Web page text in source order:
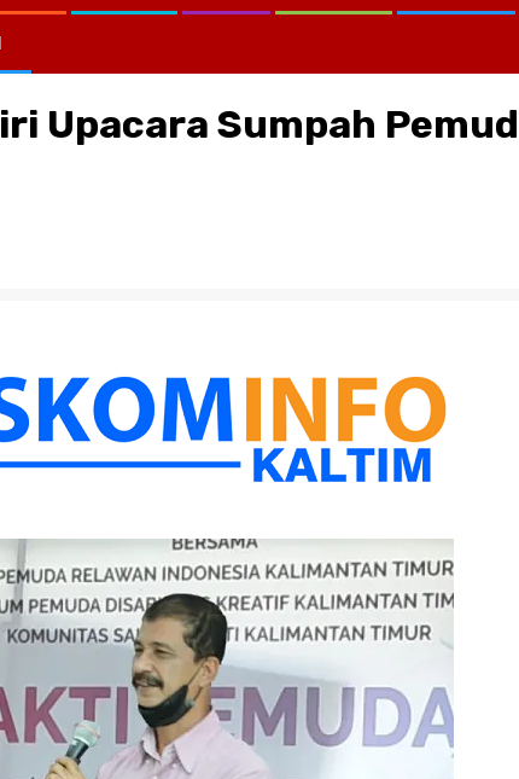
Upacara Sumpah